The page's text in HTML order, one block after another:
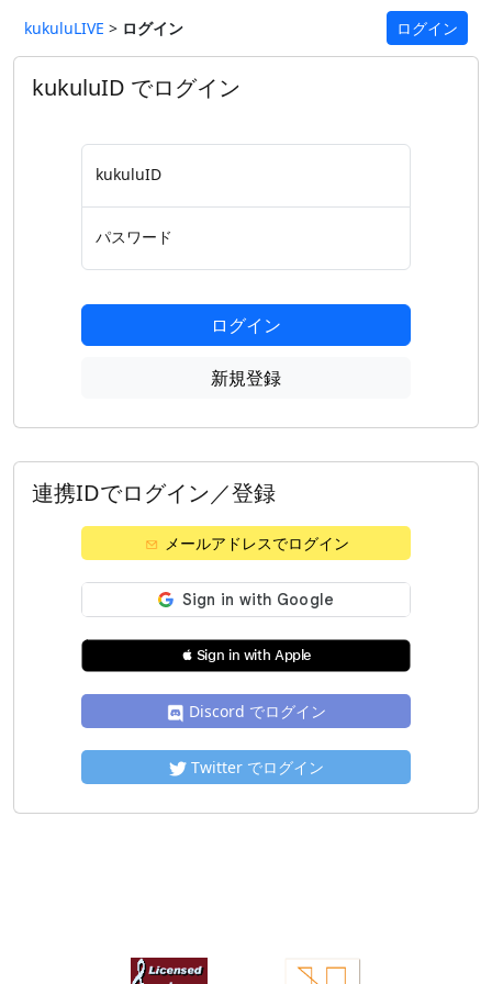
kukuluLIVE > ログイン ログイン
kukuluID でログイン
kukuluID
パスワード
ログイン
新規登録
連携IDでログイン／登録
メールアドレスでログイン
 Sign in with Apple
Discord でログイン
Twitter でログイン